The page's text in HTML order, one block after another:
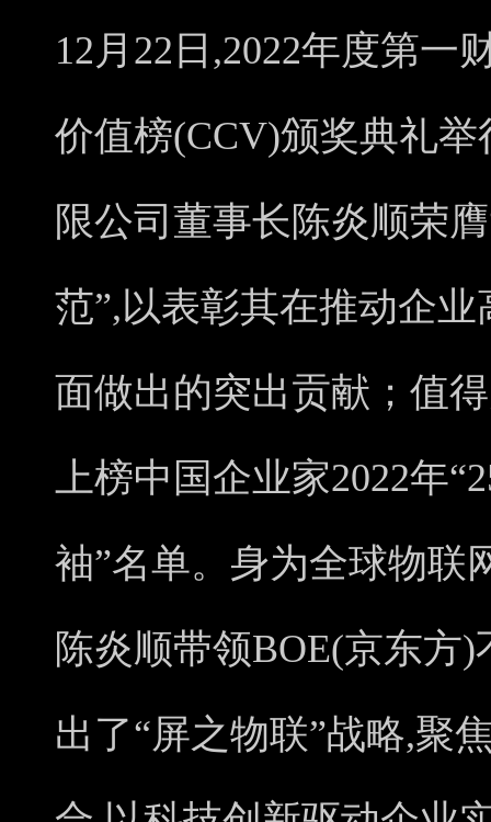
12月22日,2022年度第一
价值榜(CCV)颁奖典礼
限公司董事长陈炎顺荣
范”,以表彰其在推动企
面做出的突出贡献；值
上榜中国企业家2022年
袖”名单。身为全球物联
陈炎顺带领BOE(京东方
出了“屏之物联”战略,聚